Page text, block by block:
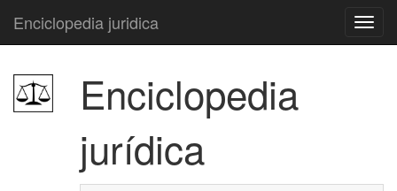
Enciclopedia juridica
Enciclopedia
jurídica